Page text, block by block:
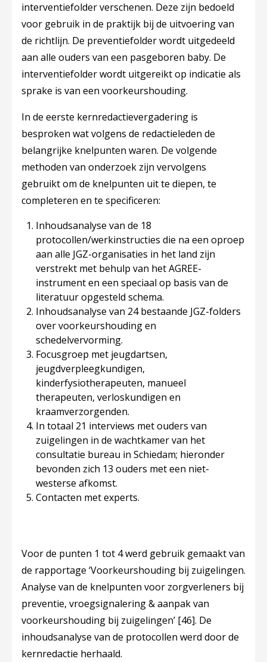
interventiefolder verschenen. Deze zijn bedoeld
voor gebruik in de praktijk bij de uitvoering van
de richtlijn. De preventiefolder wordt uitgedeeld
aan alle ouders van een pasgeboren baby. De
interventiefolder wordt uitgereikt op indicatie als
sprake is van een voorkeurshouding.
In de eerste kernredactievergadering is
besproken wat volgens de redactieleden de
belangrijke knelpunten waren. De volgende
methoden van onderzoek zijn vervolgens
gebruikt om de knelpunten uit te diepen, te
completeren en te specificeren:
Inhoudsanalyse van de 18
protocollen/werkinstructies die na een oproep
aan alle JGZ-organisaties in het land zijn
verstrekt met behulp van het AGREE-
instrument en een speciaal op basis van de
literatuur opgesteld schema.
Inhoudsanalyse van 24 bestaande JGZ-folders
over voorkeurshouding en
schedelvervorming.
Focusgroep met jeugdartsen,
jeugdverpleegkundigen,
kinderfysiotherapeuten, manueel
therapeuten, verloskundigen en
kraamverzorgenden.
In totaal 21 interviews met ouders van
zuigelingen in de wachtkamer van het
consultatie bureau in Schiedam; hieronder
bevonden zich 13 ouders met een niet-
westerse afkomst.
Contacten met experts.
Voor de punten 1 tot 4 werd gebruik gemaakt van
de rapportage ‘Voorkeurshouding bij zuigelingen.
Analyse van de knelpunten voor zorgverleners bij
preventie, vroegsignalering & aanpak van
voorkeurshouding bij zuigelingen’ [46]. De
inhoudsanalyse van de protocollen werd door de
kernredactie herhaald.